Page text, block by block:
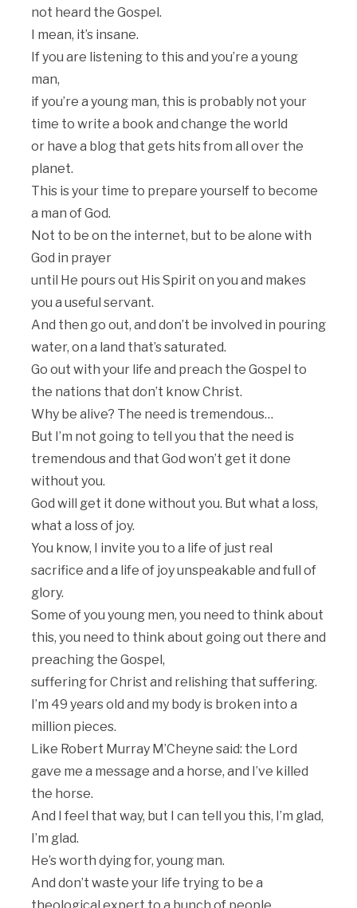
not heard the Gospel.
I mean, it’s insane.
If you are listening to this and you’re a young
man,
if you’re a young man, this is probably not your
time to write a book and change the world
or have a blog that gets hits from all over the
planet.
This is your time to prepare yourself to become
a man of God.
Not to be on the internet, but to be alone with
God in prayer
until He pours out His Spirit on you and makes
you a useful servant.
And then go out, and don’t be involved in pouring
water, on a land that’s saturated.
Go out with your life and preach the Gospel to
the nations that don’t know Christ.
Why be alive? The need is tremendous…
But I’m not going to tell you that the need is
tremendous and that God won’t get it done
without you.
God will get it done without you. But what a loss,
what a loss of joy.
You know, I invite you to a life of just real
sacrifice and a life of joy unspeakable and full of
glory.
Some of you young men, you need to think about
this, you need to think about going out there and
preaching the Gospel,
suffering for Christ and relishing that suffering.
I’m 49 years old and my body is broken into a
million pieces.
Like Robert Murray M’Cheyne said: the Lord
gave me a message and a horse, and I’ve killed
the horse.
And I feel that way, but I can tell you this, I’m glad,
I’m glad.
He’s worth dying for, young man.
And don’t waste your life trying to be a